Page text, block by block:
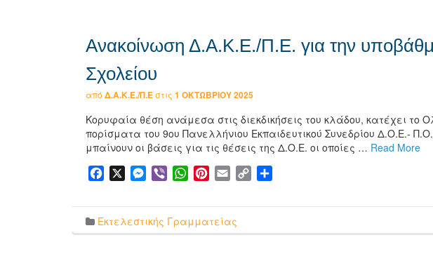
Ανακοίνωση Δ.Α.Κ.Ε./Π.Ε. για την
Σχολείου
από Δ.Α.Κ.Ε./Π.Εστις 1 ΟΚΤΩΒΡΊΟΥ 2025
Κορυφαία θέση ανάμεσα στις διεκδικήσεις του κλάδου, κατέχει το
πορίσματα του 9ου Πανελλήνιου Εκπαιδευτικού Συνεδρίου Δ.Ο.Ε.-
μπαίνουν οι βάσεις για τις θέσεις της Δ.Ο.Ε. οι οποίες … Read More
Facebook Messenger
Viber WhatsApp
Pinterest
Email Copy
Εκτελεστικής Γραμματείας